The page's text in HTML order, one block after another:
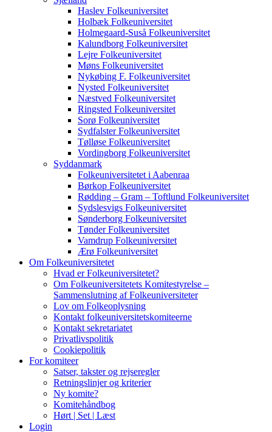
Haslev Folkeuniversitet
Holbæk Folkeuniversitet
Holmegaard-Suså Folkeuniversitet
Kalundborg Folkeuniversitet
Lejre Folkeuniversitet
Møns Folkeuniversitet
Nykøbing F. Folkeuniversitet
Nysted Folkeuniversitet
Næstved Folkeuniversitet
Ringsted Folkeuniversitet
Sorø Folkeuniversitet
Sydfalster Folkeuniversitet
Tølløse Folkeuniversitet
Vordingborg Folkeuniversitet
Syddanmark
Folkeuniversitetet i Aabenraa
Børkop Folkeuniversitet
Rødding – Gram – Toftlund Folkeuniversitet
Sydslesvigs Folkeuniversitet
Sønderborg Folkeuniversitet
Tønder Folkeuniversitet
Vamdrup Folkeuniversitet
Ærø Folkeuniversitet
Om Folkeuniversitetet
Hvad er Folkeuniversitetet?
Om Folkeuniversitetets Komitestyrelse –
Sammenslutning af Folkeuniversiteter
Lov om Folkeoplysning
Kontakt folkeuniversitetskomiteerne
Kontakt sekretariatet
Privatlivspolitik
Cookiepolitik
For komiteer
Satser, takster og rejseregler
Retningslinjer og kriterier
Ny komite?
Komitehåndbog
Hørt | Set | Læst
Login